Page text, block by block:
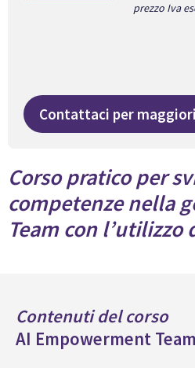
prezzo Iva
Contattaci per
Corso pratico per
competenze nella
Team con l’utilizzo
Contenuti del corso
AI Empowerment Team